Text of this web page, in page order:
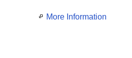
More Information